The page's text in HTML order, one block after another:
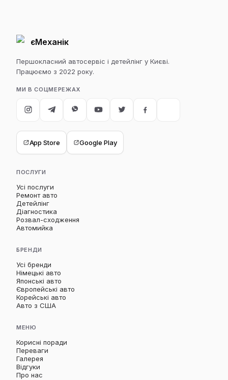
єМеханік
Першокласний автосервіс і детейлінг у Києві.
Працюємо з 2022 року.
МИ В СОЦМЕРЕЖАХ
App Store Google Play
ПОСЛУГИ
Усі послуги
Ремонт авто
Детейлінг
Діагностика
Розвал-сходження
Автомийка
БРЕНДИ
Усі бренди
Німецькі авто
Японські авто
Європейські авто
Корейські авто
Авто з США
МЕНЮ
Корисні поради
Переваги
Галерея
Відгуки
Про нас